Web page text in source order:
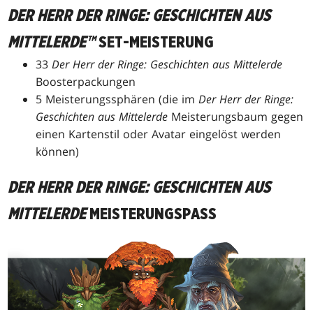
DER HERR DER RINGE: GESCHICHTEN AUS
MITTELERDE™SET-MEISTERUNG
33Der Herr der Ringe: Geschichten aus Mittelerde
Boosterpackungen
5 Meisterungssphären (die imDer Herr der Ringe:
Geschichten aus Mittelerde Meisterungsbaum gegen
einen Kartenstil oder Avatar eingelöst werden
können)
DER HERR DER RINGE: GESCHICHTEN AUS
MITTELERDEMEISTERUNGSPASS